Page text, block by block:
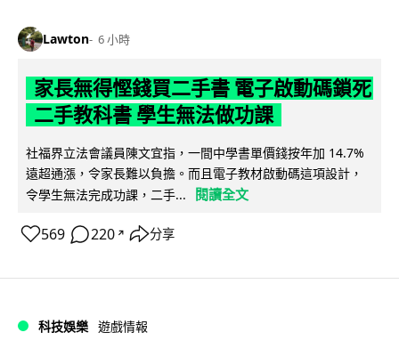
Lawton 6 小時
家長無得慳錢買二手書 電子啟動碼鎖死
二手教科書 學生無法做功課
社福界立法會議員陳文宜指，一間中學書單價錢按年加 14.7%
遠超通漲，令家長難以負擔。而且電子教材啟動碼這項設計，
令學生無法完成功課，二手...
閱讀全文
569 220 ↗ 分享
科技娛樂 遊戲情報